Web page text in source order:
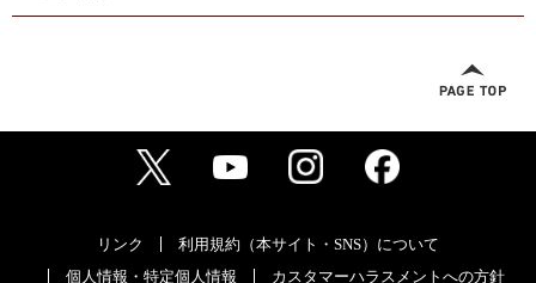
リンク
利用規約（本サイト・SNS）について
個人情報・特定個人情報
カスタマーハラスメントへの方針